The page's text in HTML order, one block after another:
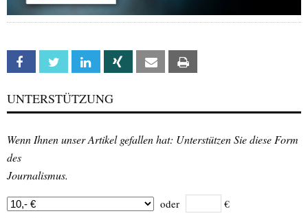
Facebook Twitter Linkedin Xing Email
UNTERSTÜTZUNG
Wenn Ihnen unser Artikel gefallen hat: Unterstützen Sie diese Form
des
Journalismus.
oder €